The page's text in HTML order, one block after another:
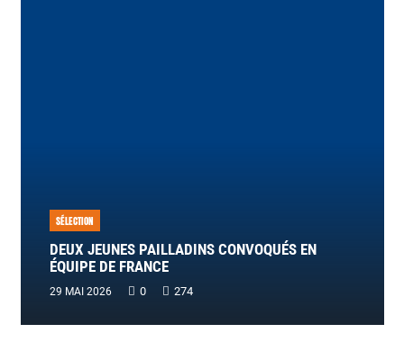
SÉLECTION
DEUX JEUNES PAILLADINS CONVOQUÉS EN
ÉQUIPE DE FRANCE
29 MAI 2026 0 274